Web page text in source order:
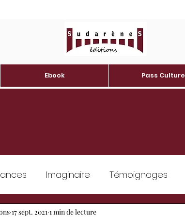
Ebook Pass Culture
Imaginaire Témoignages
Erotique Developpement personnel
17 sept. 2021 1 min de lecture